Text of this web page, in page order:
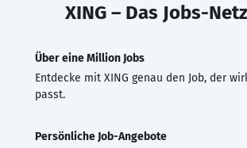
XING – Das Jobs-
Über eine Million Jobs
Entdecke mit XING genau den Job, der
passt.
Persönliche Job-Angebote